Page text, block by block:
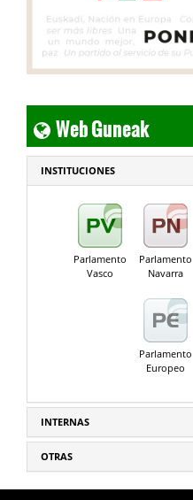
Web Guneak
INSTITUCIONES
Parlamento
Vasco
Parlamento
Navarra
Parlamento
Europeo
INTERNAS
OTRAS